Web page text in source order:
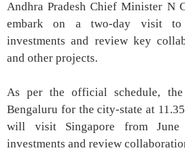
Andhra Pradesh Chief Minister N
embark on a two-day visit to
investments and review key
and other projects.
As per the official schedule,
Bengaluru for the city-state at
will visit Singapore from
investments and review